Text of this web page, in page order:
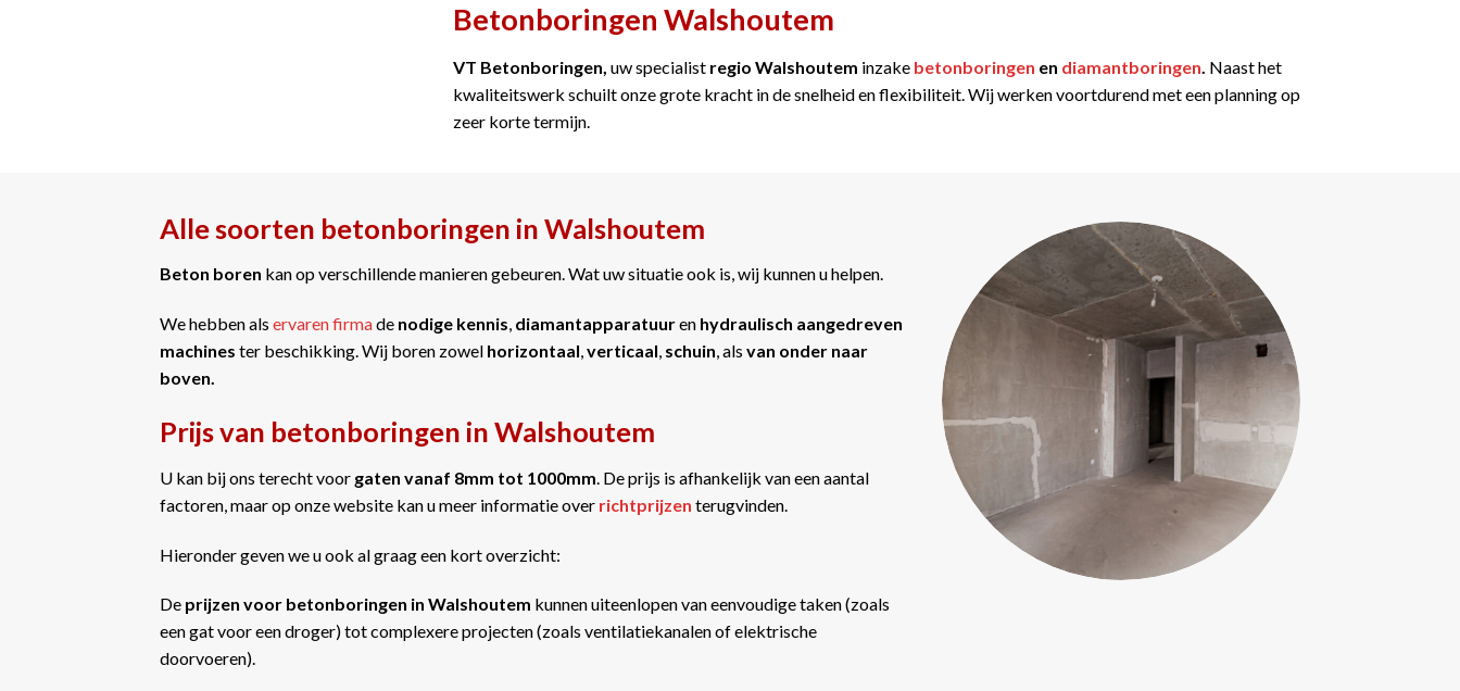
Betonboringen Walshoutem
VT Betonboringen, uw specialist regio Walshoutem inzake betonboringen en diamantboringen Naast het
kwaliteitswerk schuilt onze grote kracht in de snelheid en flexibiliteit. Wij werken voortdurend met een planning op
zeer korte termijn.
Alle soorten betonboringen in Walshoutem
Beton boren kan op verschillende manieren gebeuren. Wat uw situatie ook is, wij kunnen u helpen.
We hebben als ervaren firmade nodige kennis, diamantapparatuuren hydraulisch aangedreven
machines ter beschikking. Wij boren zowel horizontaal,verticaal, schuin, als van onder naar
boven.
Prijs van betonboringen in Walshoutem
U kan bij ons terecht voor gaten vanaf 8mm tot 1000mm . De prijs is afhankelijk van een aantal
factoren, maar op onze website kan u meer informatie over richtprijzen terugvinden.
Hieronder geven we u ook al graag een kort overzicht:
De prijzen voor betonboringen in Walshoutem kunnen uiteenlopen van eenvoudige taken (zoals
een gat voor een droger) tot complexere projecten (zoals ventilatiekanalen of elektrische
doorvoeren).